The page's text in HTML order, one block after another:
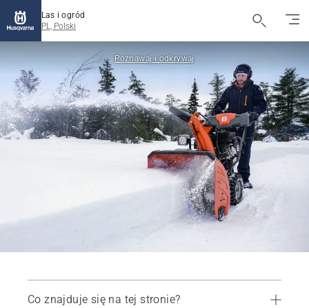
Las i ogród
PL, Polski
Poznawaj i odkrywaj
Co znajduje się na tej stronie?